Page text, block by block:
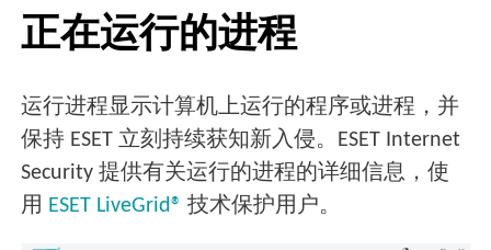
正在运行的进程
运行进程显示计算机上运行的程序或进程，并
保持 ESET 立刻持续获知新入侵。ESET Internet
Security 提供有关运行的进程的详细信息，使
用 ESET LiveGrid® 技术保护用户。